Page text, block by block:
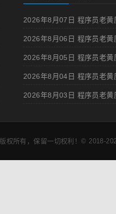
2026年8月05日 程序员老黄
版权所有，保留一切权利！© 2018-